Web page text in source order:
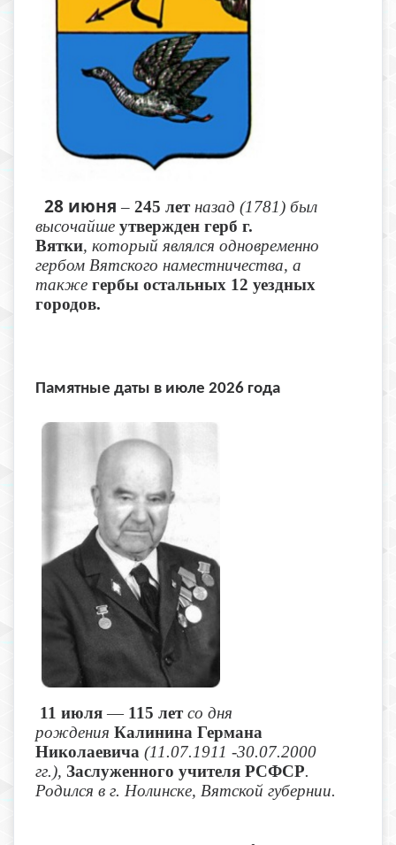
28 июня – 245 лет назад (1781) был
высочайше утвержден герб г.
Вятки, который являлся одновременно
гербом Вятского наместничества, а
также гербы остальных 12 уездных
городов.
Памятные даты в июле 2026 года
11 июля— 115 лет со дня
рождения Калинина Германа
Николаевича (11.07.1911 -30.07.2000
гг.), Заслуженного учителя РСФСР.
Родился в г. Нолинске, Вятской губернии.